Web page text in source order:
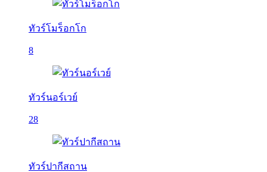
ทัวร์โมร็อกโก
8
ทัวร์นอร์เวย์
28
ทัวร์ปากีสถาน